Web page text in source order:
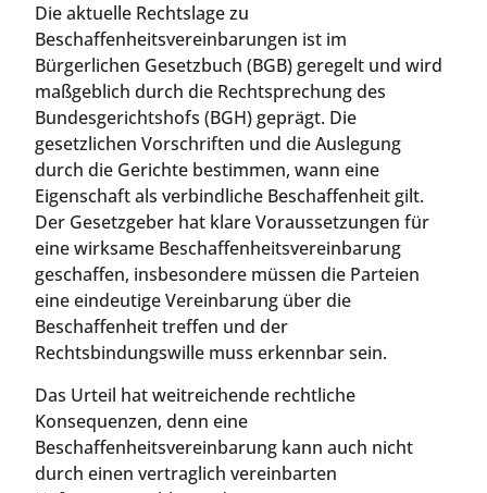
Die aktuelle Rechtslage zu
Beschaffenheitsvereinbarungen ist im
Bürgerlichen Gesetzbuch (BGB) geregelt und wird
maßgeblich durch die Rechtsprechung des
Bundesgerichtshofs (BGH) geprägt. Die
gesetzlichen Vorschriften und die Auslegung
durch die Gerichte bestimmen, wann eine
Eigenschaft als verbindliche Beschaffenheit gilt.
Der Gesetzgeber hat klare Voraussetzungen für
eine wirksame Beschaffenheitsvereinbarung
geschaffen, insbesondere müssen die Parteien
eine eindeutige Vereinbarung über die
Beschaffenheit treffen und der
Rechtsbindungswille muss erkennbar sein.
Das Urteil hat weitreichende rechtliche
Konsequenzen, denn eine
Beschaffenheitsvereinbarung kann auch nicht
durch einen vertraglich vereinbarten